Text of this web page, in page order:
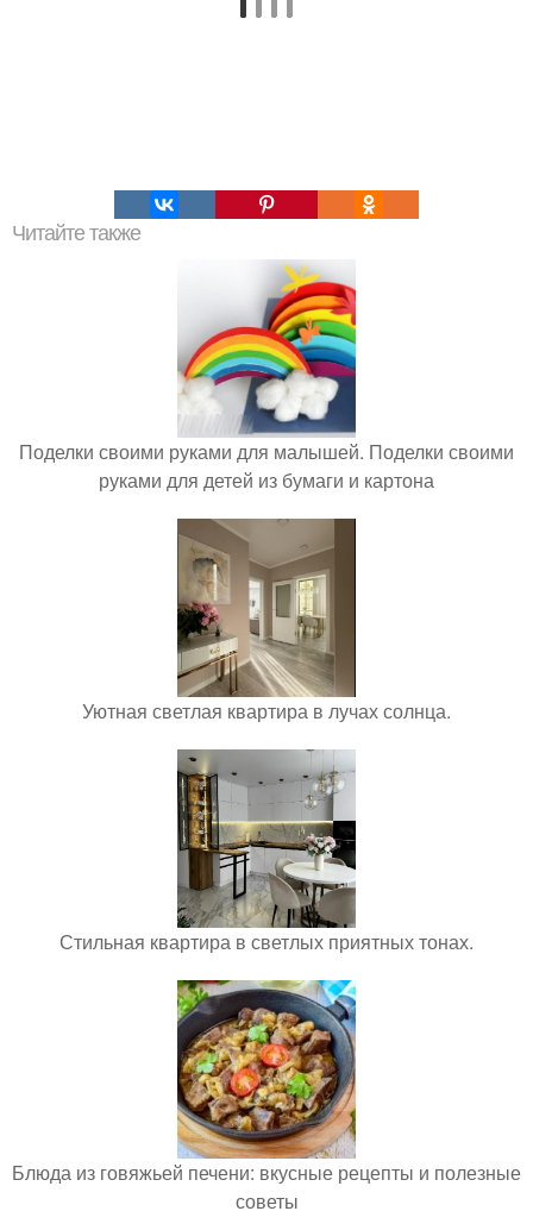
Читайте также
Поделки своими руками для малышей. Поделки своими
руками для детей из бумаги и картона
Уютная светлая квартира в лучах солнца.
Стильная квартира в светлых приятных тонах.
Блюда из говяжьей печени: вкусные рецепты и полезные
советы